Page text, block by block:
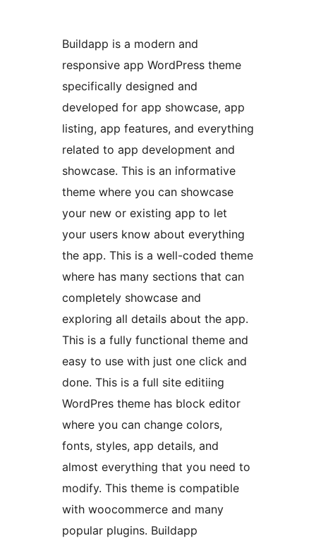
Buildapp is a modern and
responsive app WordPress theme
specifically designed and
developed for app showcase, app
listing, app features, and everything
related to app development and
showcase. This is an informative
theme where you can showcase
your new or existing app to let
your users know about everything
the app. This is a well-coded theme
where has many sections that can
completely showcase and
exploring all details about the app.
This is a fully functional theme and
easy to use with just one click and
done. This is a full site editiing
WordPres theme has block editor
where you can change colors,
fonts, styles, app details, and
almost everything that you need to
modify. This theme is compatible
with woocommerce and many
popular plugins. Buildapp